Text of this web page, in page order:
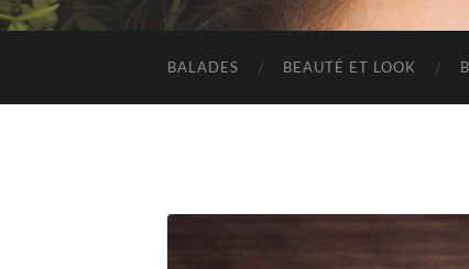
BALADES BEAUTÉ ET LOOK